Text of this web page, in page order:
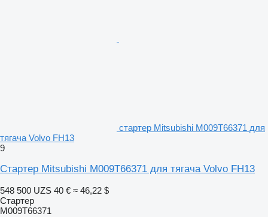
стартер Mitsubishi M009T66371 для
тягача Volvo FH13
9
Стартер Mitsubishi M009T66371 для тягача Volvo FH13
548 500 UZS 40 € ≈ 46,22 $
Стартер
M009T66371